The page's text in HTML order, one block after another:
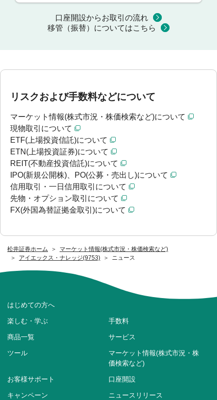
松井証券ホーム
マーケット情報(株式市況・株価検索など)
アイエックス・ナレッジ(9753)
ニュース
口座開設からお取引の流れ
移管（振替）についてはこちら
リスクおよび手数料などについて
マーケット情報(株式市況・株価検索など)について
現物取引について
ETF(上場投資信託)について
ETN(上場投資証券)について
REIT(不動産投資信託)について
IPO(新規公開株)、PO(公募・売出し)について
信用取引・一日信用取引について
先物・オプション取引について
FX(外国為替証拠金取引)について
はじめての方へ
楽しむ・学ぶ 手数料
商品一覧 サービス
ツール
マーケット情報(株式市況・株
価検索など)
お客様サポート 口座開設
キャンペーン ニュースリリース